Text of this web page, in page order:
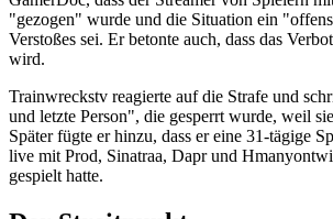
"gezogen" wurde und die Situation ein
Verstoßes sei. Er betonte auch, dass das
wird.
Trainwreckstv reagierte auf die Strafe und
und letzte Person", die gesperrt wurde, weil
Später fügte er hinzu, dass er eine 31-tägige
live mit Prod, Sinatraa, Dapr und
gespielt hatte.